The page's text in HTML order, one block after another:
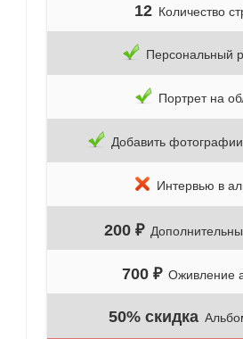
12 Количество
Персональный
Портрет на
Добавить
Интервью в
200 ₽
700 ₽ Оживление
50% скидка